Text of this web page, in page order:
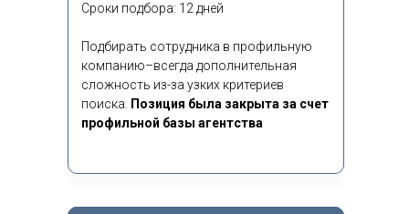
Сроки подбора: 12 дней
Подбирать сотрудника в профильную
компанию–всегда дополнительная
сложность из-за узких критериев
поиска.
Позиция была закрыта за счет
профильной базы агентства